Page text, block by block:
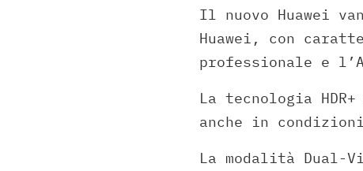
Il nuovo Huawei
Huawei, con
professionale e
La tecnologia
anche in
La modalità